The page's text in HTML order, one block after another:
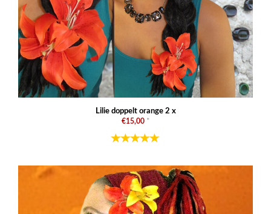
Lilie doppelt orange 2 x
€15,00 *